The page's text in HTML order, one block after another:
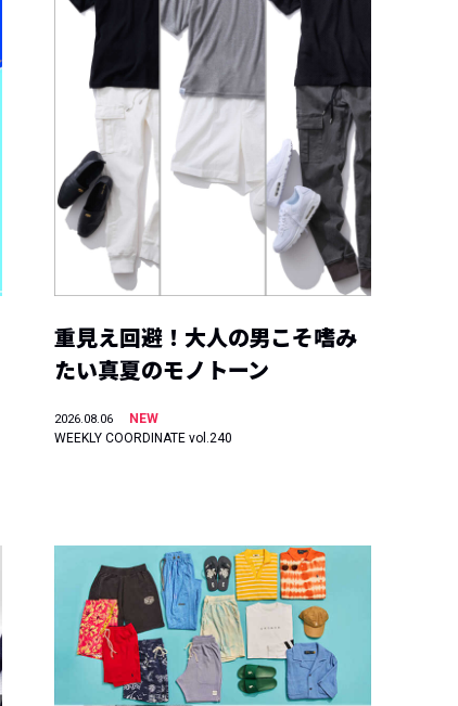
重見え回避！大人の男こそ嗜み
たい真夏のモノトーン
2026.08.06
NEW
WEEKLY COORDINATE vol.240